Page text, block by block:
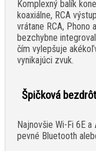
Komplexný balík
koaxiálne, RCA
vrátane RCA, Phono
bezchybne
čím vylepšuje
vynikajúci zvuk.
Špičková
Najnovšie Wi-Fi 6E a
pevné Bluetooth